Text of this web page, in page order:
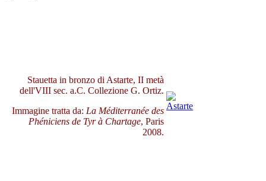
Stauetta in bronzo di Astarte, II metà
dell'VIII sec. a.C. Collezione G. Ortiz.
Immagine tratta da: La Méditerranée des
Phéniciens de Tyr à Chartage, Paris
2008.